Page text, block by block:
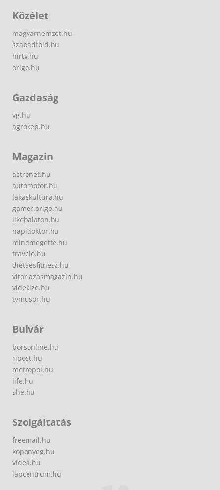
Közélet
magyarnemzet.hu
szabadfold.hu
hirtv.hu
origo.hu
Gazdaság
vg.hu
agrokep.hu
Magazin
astronet.hu
automotor.hu
lakaskultura.hu
gamer.origo.hu
likebalaton.hu
napidoktor.hu
mindmegette.hu
travelo.hu
dietaesfitnesz.hu
vitorlazasmagazin.hu
videkize.hu
tvmusor.hu
Bulvár
borsonline.hu
ripost.hu
metropol.hu
life.hu
she.hu
Szolgáltatás
freemail.hu
koponyeg.hu
videa.hu
lapcentrum.hu